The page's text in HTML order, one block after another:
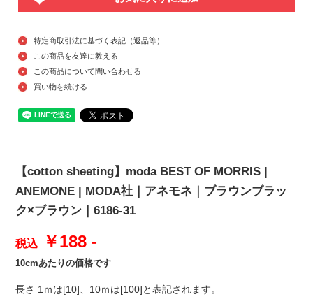
特定商取引法に基づく表記（返品等）
この商品を友達に教える
この商品について問い合わせる
買い物を続ける
【cotton sheeting】moda BEST OF MORRIS |
ANEMONE | MODA社｜アネモネ｜ブラウンブラッ
ク×ブラウン｜6186-31
税込 ￥188 -
10cmあたりの価格です
長さ 1ｍは[10]、10ｍは[100]と表記されます。